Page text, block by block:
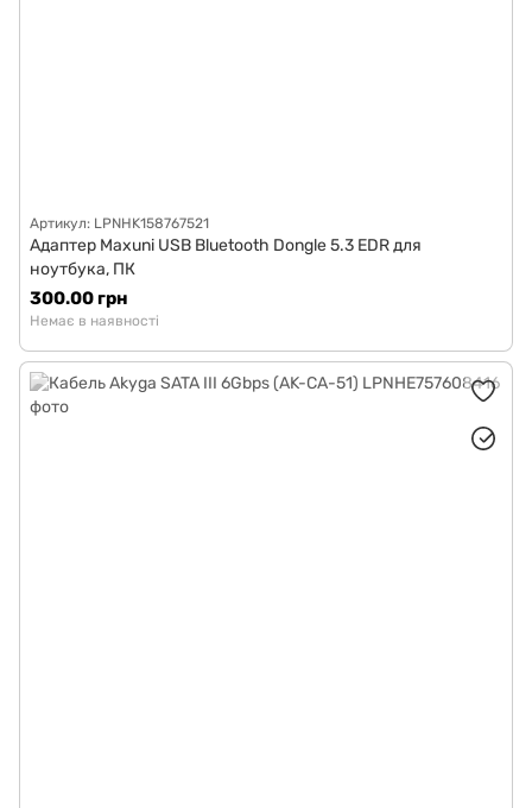
Артикул: LPNHK158767521
Адаптер Maxuni USB Bluetooth Dongle 5.3 EDR для
ноутбука, ПК
300.00 грн
Немає в наявності